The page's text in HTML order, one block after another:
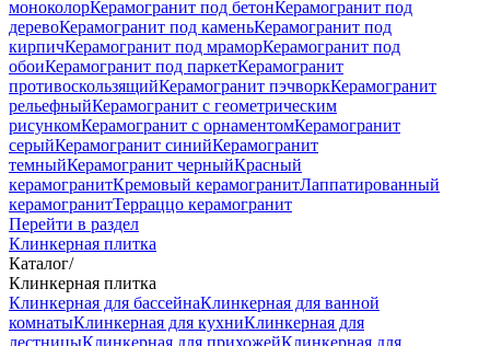
моноколорКерамогранит под бетонКерамогранит под
деревоКерамогранит под каменьКерамогранит под
кирпичКерамогранит под мраморКерамогранит под
обоиКерамогранит под паркетКерамогранит
противоскользящийКерамогранит пэчворкКерамогранит
рельефныйКерамогранит с геометрическим
рисункомКерамогранит с орнаментомКерамогранит
серыйКерамогранит синийКерамогранит
темныйКерамогранит черныйКрасный
керамогранитКремовый керамогранитЛаппатированный
керамогранитТерраццо керамогранит
Перейти в раздел
Клинкерная плитка
Каталог/
Клинкерная плитка
Клинкерная для бассейнаКлинкерная для ванной
комнатыКлинкерная для кухниКлинкерная для
лестницыКлинкерная для прихожейКлинкерная для